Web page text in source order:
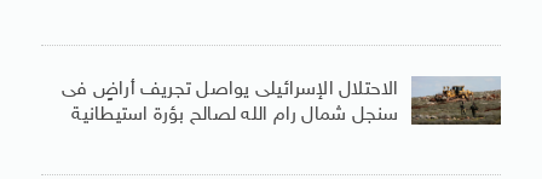
الاحتلال الإسرائيلى يواصل تجريف أراضٍ فى
سنجل شمال رام الله لصالح بؤرة استيطانية